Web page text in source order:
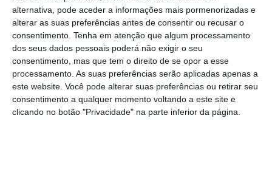
alternativa, pode aceder a informações mais pormenorizadas e
alterar as suas preferências antes de consentir ou recusar o
consentimento. Tenha em atenção que algum processamento
dos seus dados pessoais poderá não exigir o seu
consentimento, mas que tem o direito de se opor a esse
processamento. As suas preferências serão aplicadas apenas a
este website. Você pode alterar suas preferências ou retirar seu
consentimento a qualquer momento voltando a este site e
clicando no botão "Privacidade" na parte inferior da página.